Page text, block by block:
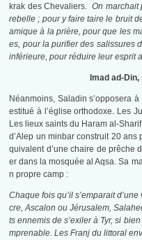
krak des Chevaliers. On marchait
rebelle ; pour y faire taire le bruit
amique à la prière, pour que les
es, pour la purifier des salissures
inférieure, pour réduire leur esprit
Imad ad-Din,
Néanmoins, Saladin s’opposera
estitué à l’église orthodoxe. Les
Les lieux saints du Haram al-
d’Alep un minbar construit 20 ans
quivalent d’une chaire de prêche
er dans la mosquée al Aqsa. Sa
n propre camp :
Chaque fois qu’il s’emparait
cre, Ascalon ou Jérusalem,
ts ennemis de s’exiler à Tyr, si
mprenable. Les Franj du littoral